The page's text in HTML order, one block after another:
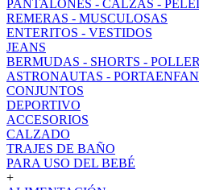
PANTALONES - CALZAS -
REMERAS - MUSCULOSAS
ENTERITOS - VESTIDOS
JEANS
BERMUDAS - SHORTS -
ASTRONAUTAS -
CONJUNTOS
DEPORTIVO
ACCESORIOS
CALZADO
TRAJES DE BAÑO
PARA USO DEL BEBÉ
+